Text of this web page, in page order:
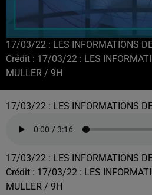
17/03/22 : LES INFORMATIONS
Crédit : 17/03/22 : LES
MULLER / 9H
17/03/22 : LES INFORMATIONS
17/03/22 : LES INFORMATIONS
Crédit : 17/03/22 : LES
MULLER / 9H